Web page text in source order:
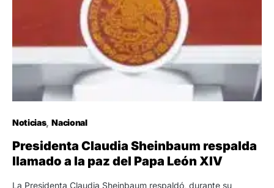
Noticias Nacional
Presidenta Claudia Sheinbaum respalda
llamado a la paz del Papa León XIV
La Presidenta Claudia Sheinbaum respaldó, durante su